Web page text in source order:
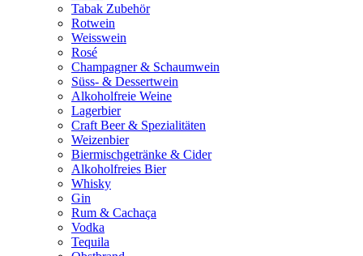
Tabak Zubehör
Rotwein
Weisswein
Rosé
Champagner & Schaumwein
Süss- & Dessertwein
Alkoholfreie Weine
Lagerbier
Craft Beer & Spezialitäten
Weizenbier
Biermischgetränke & Cider
Alkoholfreies Bier
Whisky
Gin
Rum & Cachaça
Vodka
Tequila